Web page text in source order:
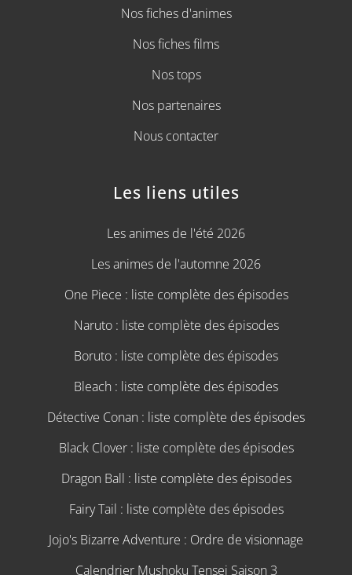
Nos fiches d'animes
Nos fiches films
Nos tops
Nos partenaires
Nous contacter
Les liens utiles
Les animes de l'été 2026
Les animes de l'automne 2026
One Piece : liste complète des épisodes
Naruto : liste complète des épisodes
Boruto : liste complète des épisodes
Bleach : liste complète des épisodes
Détective Conan : liste complète des épisodes
Black Clover : liste complète des épisodes
Dragon Ball : liste complète des épisodes
Fairy Tail : liste complète des épisodes
Jojo's Bizarre Adventure : Ordre de visionnage
Calendrier Mushoku Tensei Saison 3